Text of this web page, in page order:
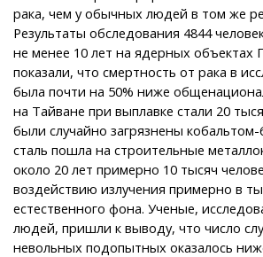
рака, чем у обычных людей в том же
Результаты обследования 4844
не менее 10 лет на ядерных объектах
показали, что смертность от рака в
была почти на 50% ниже
на Тайване при выплавке стали 20
были случайно загрязнены кобальтом-
сталь пошла на строительные
около 20 лет примерно 10 тысяч
воздействию излучения примерно в
естественного фона. Ученые,
людей, пришли к выводу, что число
невольных подопытных оказалось